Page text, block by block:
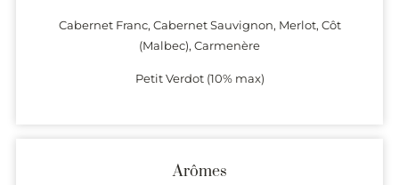
Cabernet Franc, Cabernet Sauvignon, Merlot, Côt
(Malbec), Carmenère
Petit Verdot (10% max)
Arômes